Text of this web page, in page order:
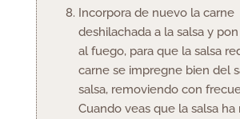
Incorpora de nuevo la carne
deshilachada a la salsa y
al fuego, para que la salsa
carne se impregne bien del
salsa, removiendo con
Cuando veas que la salsa ha